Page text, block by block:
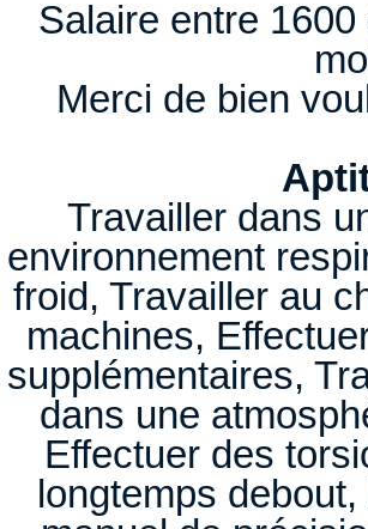
Salaire entre
Merci de bien
Travailler dans
environnement
froid, Travailler au
machines,
supplémentaires,
dans une
Effectuer des
longtemps